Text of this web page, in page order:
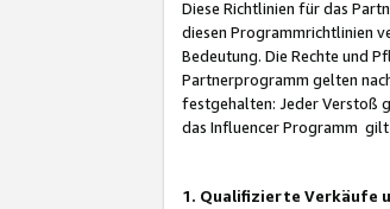
Diese Richtlinien für das
diesen Programmrichtlinien
Bedeutung. Die Rechte und
Partnerprogramm gelten
festgehalten: Jeder Verstoß
das Influencer Programm
1. Qualifizierte Verkäufe